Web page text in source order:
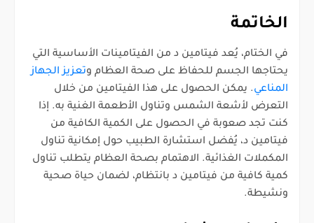
الخاتمة
في الختام، يُعد فيتامين د من الفيتامينات الأساسية التي
يحتاجها الجسم للحفاظ على صحة العظام وتعزيز الجهاز
المناعي. يمكن الحصول على هذا الفيتامين من خلال
التعرض لأشعة الشمس وتناول الأطعمة الغنية به. إذا
كنت تجد صعوبة في الحصول على الكمية الكافية من
فيتامين د، يُفضل استشارة الطبيب حول إمكانية تناول
المكملات الغذائية. الاهتمام بصحة العظام يتطلب تناول
كمية كافية من فيتامين د بانتظام، لضمان حياة صحية
ونشيطة.